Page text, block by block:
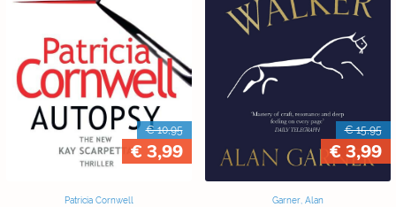
€ 10,95
€ 3,99
Patricia Cornwell
€ 15,95
€ 3,99
Garner, Alan